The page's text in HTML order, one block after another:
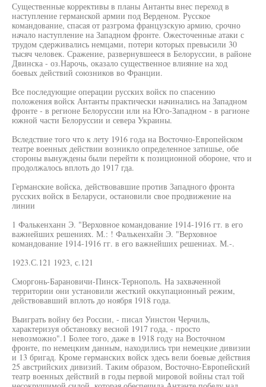
Существенные коррективы в планы Антанты внес переход в
наступление германской армии под Верденом. Русское
командование, спасая от разгрома французскую армию, срочно
начало наступление на Западном фронте. Ожесточенные атаки с
трудом сдерживались немцами, потери которых превысили 30
тысяч человек. Сражение, развернувшееся в Белоруссии, в районе
Двинска - оз.Нарочь, оказало существенное влияние на ход
боевых действий союзников во Франции.
Все последующие операции русских войск по спасению
положения войск Антанты практически начинались на Западном
фронте - в регионе Белоруссии или на Юго-Западном - в рагионе
южной части Белоруссии и севера Украины.
Вследствие того что к лету 1916 года на Восточно-Европейском
театре военных действии возникло определенное затишье, обе
стороны вынуждены были перейти к позиционной обороне, что и
продолжалось вплоть до 1917 гда.
Германские войска, действовавшие против Западного фронта
русских войск в Беларуси, остановили свое продвижение на
линии
1 Фалькенханн Э. "Верховное командование 1914-1916 гт. в его
важнейших решениях. М.: ! Фалькенхайн Э. "Верховное
командование 1914-1916 гг. в его важнейших решениах. М.-.
1923.С.121 1923, с.121
Сморгонь-Барановичи-Пинск-Тернополь. На захваченной
территории они установили жесткий оккупационный режим,
действовавший вплоть до ноября 1918 года.
Выиграть войну без России, - писал Уинстон Черчиль,
характеризуя обстановку весной 1917 года, - просто
невозможно".1 Более того, даже в 1918 году на Восточном
фронте, по немецким данным, находились три немецкие дивизии
и 13 бригад. Кроме германских войск здесь вели боевые действия
25 австрийских дивизий. Таким образом, Восточно-Европейский
театр военных действий в годы первой мировой войны стал той